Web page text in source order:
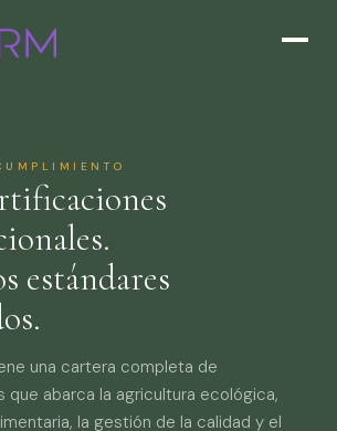
estándares
una cartera completa de
que abarca la agricultura ecológica,
la gestión de la calidad y el